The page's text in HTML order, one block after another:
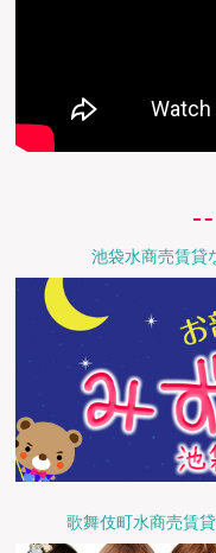
池袋水商売賃貸
歌舞伎町水商売賃